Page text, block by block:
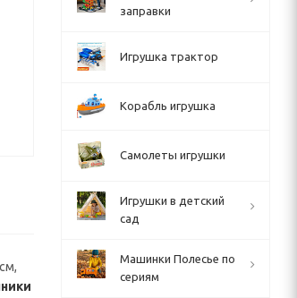
заправки
Игрушка трактор
Корабль игрушка
Самолеты игрушки
Игрушки в детский
сад
Машинки Полесье по
сериям